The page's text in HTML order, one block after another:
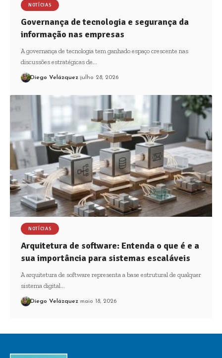
NOTÍCIAS
Governança de tecnologia e segurança da
informação nas empresas
A governança de tecnologia tem ganhado espaço crescente nas
discussões estratégicas de…
Diego Velázquez julho 28, 2026
NOTÍCIAS
Arquitetura de software: Entenda o que é e a
sua importância para sistemas escaláveis
A arquitetura de software representa a base estrutural de qualquer
sistema digital…
Diego Velázquez maio 18, 2026